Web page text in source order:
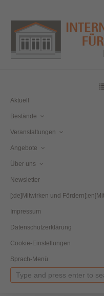
Aktuell
Bestände
Veranstaltungen
Angebote
Über uns
Newsletter
[:de]Mitwirken und
Impressum
Datenschutzerklärung
Cookie-Einstellungen
Sprach-Menü